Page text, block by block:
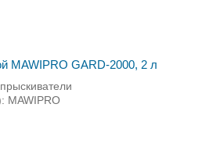
MAWIPRO GARD-2000, 2 л
MAWIPRO